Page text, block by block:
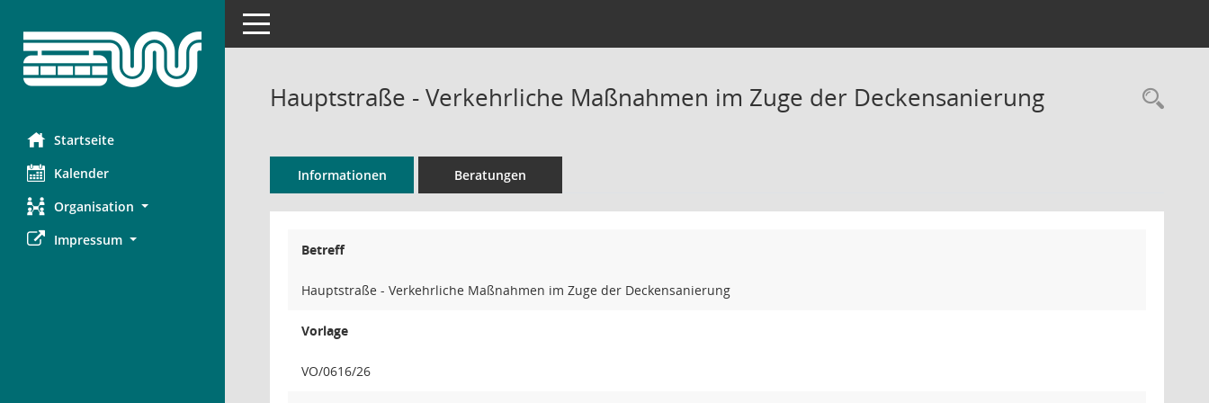
Startseite
Kalender
Organisation
Impressum
Toggle navigation
Hauptstraße - Verkehrliche Maßnahmen im Zuge der Deckensanierung
Informationen Beratungen
Betreff
Hauptstraße - Verkehrliche Maßnahmen im Zuge der Deckensanierung
Vorlage
VO/0616/26